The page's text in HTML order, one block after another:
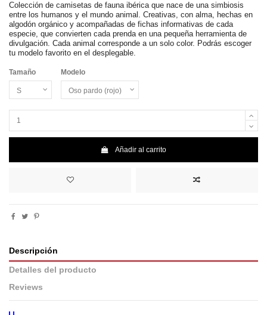
Colección de camisetas de fauna ibérica que nace de una simbiosis
entre los humanos y el mundo animal. Creativas, con alma, hechas en
algodón orgánico y acompañadas de fichas informativas de cada
especie, que convierten cada prenda en una pequeña herramienta de
divulgación. Cada animal corresponde a un solo color. Podrás escoger
tu modelo favorito en el desplegable.
Tamaño Modelo
Añadir al carrito
Descripción
Detalles del producto
Reviews